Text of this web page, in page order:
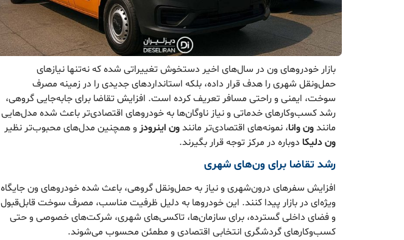
بازار خودروهای ون در سال‌های اخیر دستخوش تغییراتی شده که نه‌تنها نیازهای
حمل‌ونقل شهری را هدف قرار داده، بلکه استانداردهای جدیدی را در زمینه مصرف
سوخت، ایمنی و راحتی مسافر تعریف کرده است. افزایش تقاضا برای جابه‌جایی گروهی،
رشد کسب‌وکارهای خدماتی و نیاز ناوگان‌ها به خودروهای اقتصادی‌تر باعث شده مدل‌هایی
مانندون وانا، نمونه‌های اقتصادی‌تر مانندون اینرودز و همچنین مدل‌های محبوب‌تر نظیر
ون دلیکا دوباره در مرکز توجه قرار بگیرند.
رشد تقاضا برای ون‌های شهری
افزایش سفرهای درون‌شهری و نیاز به حمل‌ونقل گروهی، باعث شده خودروهای ون جایگاه
ویژه‌ای در بازار پیدا کنند. این خودروها به دلیل ظرفیت مناسب، مصرف سوخت قابل‌قبول
و فضای داخلی گسترده، برای سازمان‌ها، تاکسی‌های شهری، شرکت‌های خصوصی و حتی
کسب‌وکارهای گردشگری انتخابی اقتصادی و مطمئن محسوب می‌شوند.